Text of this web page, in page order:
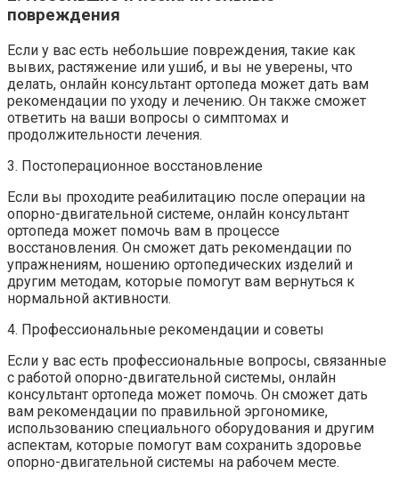
повреждения
Если у вас есть небольшие повреждения, такие как
вывих, растяжение или ушиб, и вы не уверены, что
делать, онлайн консультант ортопеда может дать вам
рекомендации по уходу и лечению. Он также сможет
ответить на ваши вопросы о симптомах и
продолжительности лечения.
3. Постоперационное восстановление
Если вы проходите реабилитацию после операции на
опорно-двигательной системе, онлайн консультант
ортопеда может помочь вам в процессе
восстановления. Он сможет дать рекомендации по
упражнениям, ношению ортопедических изделий и
другим методам, которые помогут вам вернуться к
нормальной активности.
4. Профессиональные рекомендации и советы
Если у вас есть профессиональные вопросы, связанные
с работой опорно-двигательной системы, онлайн
консультант ортопеда может помочь. Он сможет дать
вам рекомендации по правильной эргономике,
использованию специального оборудования и другим
аспектам, которые помогут вам сохранить здоровье
опорно-двигательной системы на рабочем месте.